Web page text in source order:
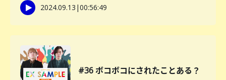
2024.09.13 |00:56:49
#36 ボコボコにされたことある？